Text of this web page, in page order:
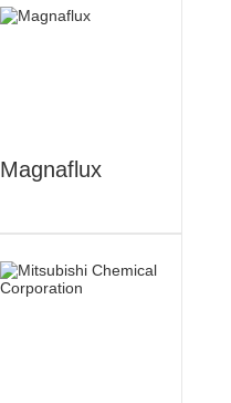
Magnaflux